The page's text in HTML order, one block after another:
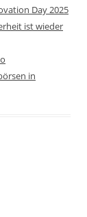
Day 2025
ist wieder
in